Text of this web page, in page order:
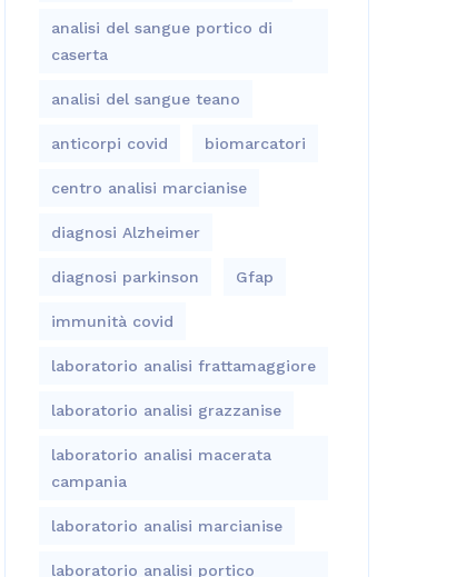
analisi del sangue portico di
caserta
analisi del sangue teano
anticorpi covid biomarcatori
centro analisi marcianise
diagnosi Alzheimer
diagnosi parkinson Gfap
immunità covid
laboratorio analisi frattamaggiore
laboratorio analisi grazzanise
laboratorio analisi macerata
campania
laboratorio analisi marcianise
laboratorio analisi portico